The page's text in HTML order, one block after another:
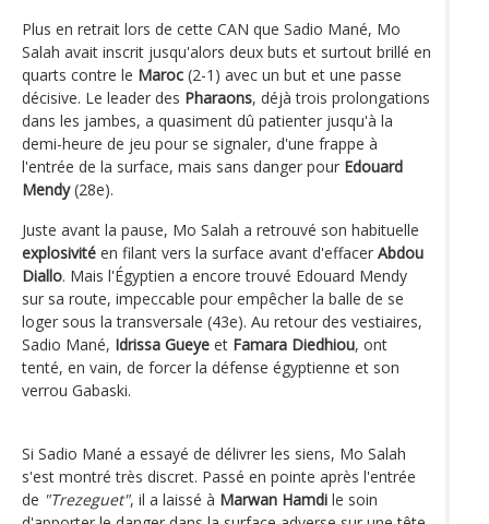
Plus en retrait lors de cette CAN que Sadio Mané, Mo
Salah avait inscrit jusqu'alors deux buts et surtout brillé en
quarts contre le Maroc (2-1) avec un but et une passe
décisive. Le leader des Pharaons, déjà trois prolongations
dans les jambes, a quasiment dû patienter jusqu'à la
demi-heure de jeu pour se signaler, d'une frappe à
l'entrée de la surface, mais sans danger pour Edouard
Mendy(28e).
Juste avant la pause, Mo Salah a retrouvé son habituelle
explosivité en filant vers la surface avant d'effacer Abdou
Diallo. Mais l'Égyptien a encore trouvé Edouard Mendy
sur sa route, impeccable pour empêcher la balle de se
loger sous la transversale (43e). Au retour des vestiaires,
Sadio Mané, Idrissa Gueye et Famara Diedhiou, ont
tenté, en vain, de forcer la défense égyptienne et son
verrou Gabaski.
Si Sadio Mané a essayé de délivrer les siens, Mo Salah
s'est montré très discret. Passé en pointe après l'entrée
de "Trezeguet", il a laissé à Marwan Hamdi le soin